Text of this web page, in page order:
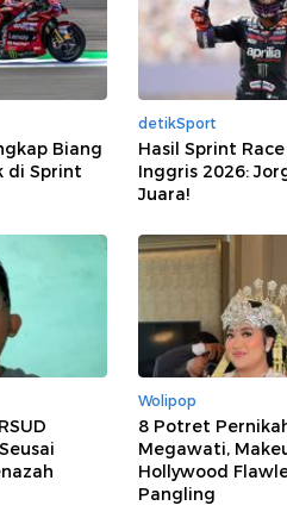
Biang
di Sprint
detikSport
Hasil Sprint
Inggris 2026:
Juara!
Wolipop
8 Potret
Megawati,
Hollywood
Pangling